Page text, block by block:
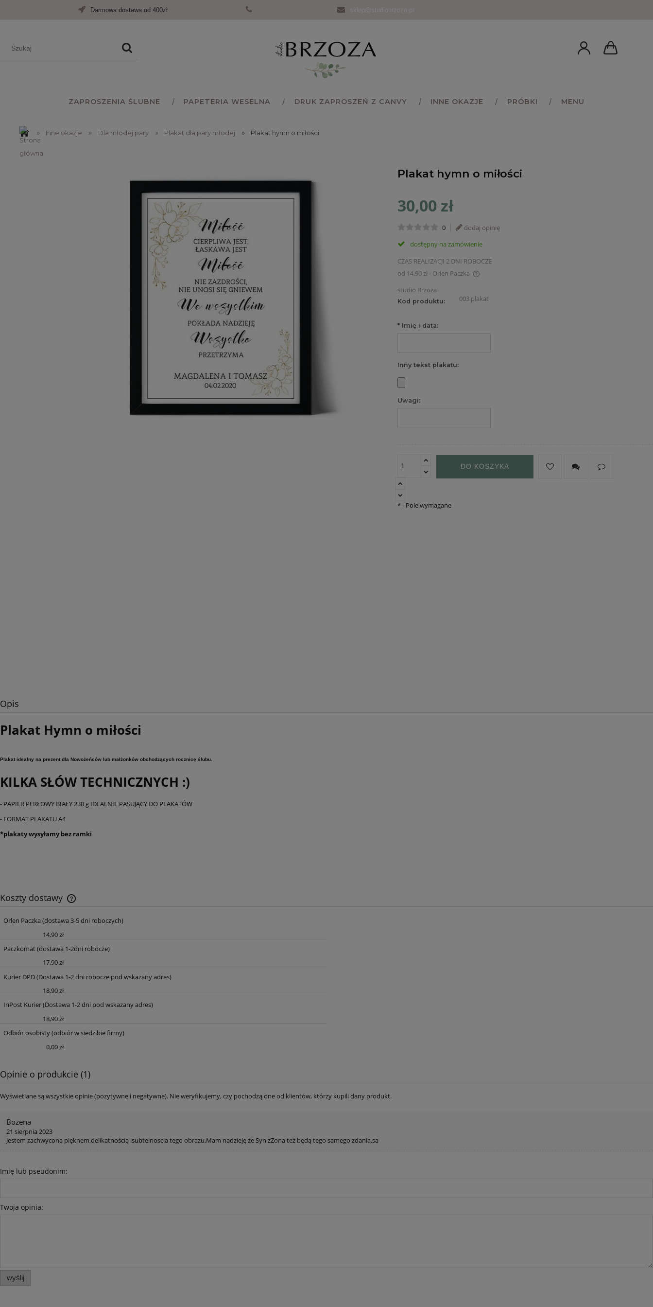
Darmowa dostawa od 400zł
ZAPROSZENIA ŚLUBNE PAPETERIA WESELNA DRUK ZAPROSZEŃ Z CANVY INNE OKAZJE PRÓBKI MENU
» Inne okazje » Dla młodej pary » Plakat dla pary młodej » Plakat hymn o miłości
Plakat hymn o miłości
30,00 zł
0
dodaj opinię
dostępny na zamówienie
CZAS REALIZACJI 2 DNI ROBOCZE
od 14,90 zł- Orlen Paczka
Cena nie zawiera ewentualnych kosztów
studio Brzoza
Kod produktu: 003 plakat
* Imię i data:
Inny tekst plakatu:
Uwagi:
DO KOSZYKA
*- Pole wymagane
Opis
Plakat Hymn o miłości
Plakat idealny na prezent dla Nowożeńców lub małżonków obchodzących rocznicę ślubu.
KILKA SŁÓW TECHNICZNYCH :)
- PAPIER PERŁOWY BIAŁY 230 g IDEALNIE PASUJĄCY DO PLAKATÓW
- FORMAT PLAKATU A4
*plakaty wysyłamy bez ramki
Koszty dostawy
Cena nie zawiera ewentualnych kosztów
Orlen Paczka (dostawa 3-5 dni roboczych)
14,90 zł
Paczkomat(dostawa 1-2dni robocze)
17,90 zł
Kurier DPD(Dostawa 1-2 dni robocze pod wskazany adres)
18,90 zł
InPost Kurier(Dostawa 1-2 dni pod wskazany adres)
18,90 zł
Odbiór osobisty(odbiór w siedzibie firmy)
0,00 zł
Opinie o produkcie (1)
Wyświetlane są wszystkie opinie (pozytywne i negatywne). Nie weryfikujemy, czy pochodzą one od klientów, którzy kupili dany produkt.
Bozena
21 sierpnia 2023
Jestem zachwycona pięknem,delikatnością isubtelnoscia tego obrazu.Mam nadzieję że Syn zZona też będą tego samego zdania.sa
Imię lub pseudonim:
Twoja opinia:
wyślij